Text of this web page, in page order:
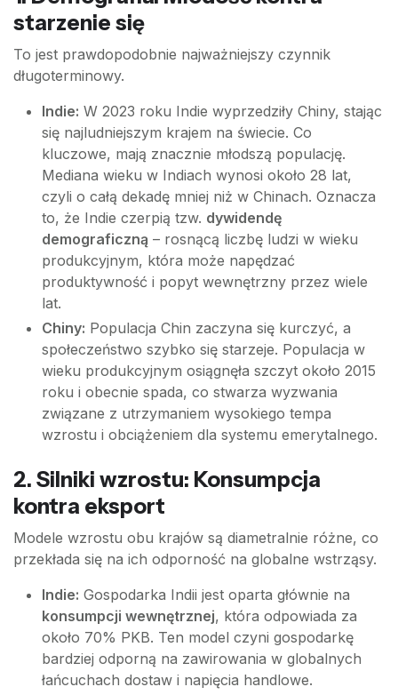
starzenie się
To jest prawdopodobnie najważniejszy czynnik
długoterminowy.
Indie: W 2023 roku Indie wyprzedziły Chiny, stając
się najludniejszym krajem na świecie. Co
kluczowe, mają znacznie młodszą populację.
Mediana wieku w Indiach wynosi około 28 lat,
czyli o całą dekadę mniej niż w Chinach. Oznacza
to, że Indie czerpią tzw. dywidendę
demograficzną – rosnącą liczbę ludzi w wieku
produkcyjnym, która może napędzać
produktywność i popyt wewnętrzny przez wiele
lat.
Chiny: Populacja Chin zaczyna się kurczyć, a
społeczeństwo szybko się starzeje. Populacja w
wieku produkcyjnym osiągnęła szczyt około 2015
roku i obecnie spada, co stwarza wyzwania
związane z utrzymaniem wysokiego tempa
wzrostu i obciążeniem dla systemu emerytalnego.
2. Silniki wzrostu: Konsumpcja
kontra eksport
Modele wzrostu obu krajów są diametralnie różne, co
przekłada się na ich odporność na globalne wstrząsy.
Indie: Gospodarka Indii jest oparta głównie na
konsumpcji wewnętrznej, która odpowiada za
około 70% PKB. Ten model czyni gospodarkę
bardziej odporną na zawirowania w globalnych
łańcuchach dostaw i napięcia handlowe.